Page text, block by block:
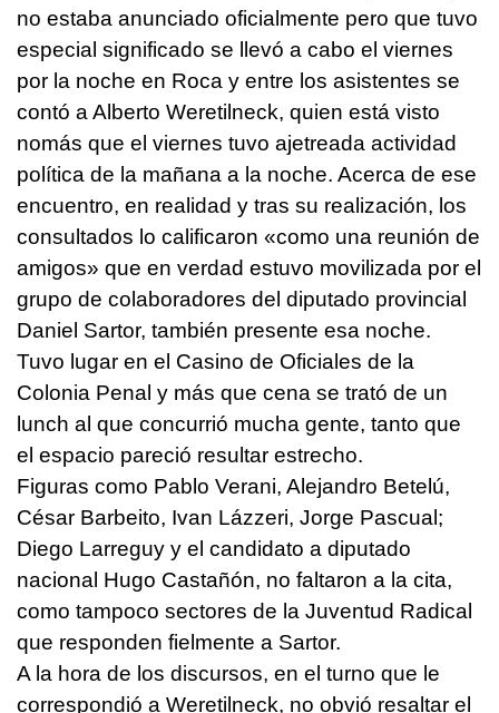
no estaba anunciado oficialmente pero que tuvo
especial significado se llevó a cabo el viernes
por la noche en Roca y entre los asistentes se
contó a Alberto Weretilneck, quien está visto
nomás que el viernes tuvo ajetreada actividad
política de la mañana a la noche. Acerca de ese
encuentro, en realidad y tras su realización, los
consultados lo calificaron «como una reunión de
amigos» que en verdad estuvo movilizada por el
grupo de colaboradores del diputado provincial
Daniel Sartor, también presente esa noche.
Tuvo lugar en el Casino de Oficiales de la
Colonia Penal y más que cena se trató de un
lunch al que concurrió mucha gente, tanto que
el espacio pareció resultar estrecho.
Figuras como Pablo Verani, Alejandro Betelú,
César Barbeito, Ivan Lázzeri, Jorge Pascual;
Diego Larreguy y el candidato a diputado
nacional Hugo Castañón, no faltaron a la cita,
como tampoco sectores de la Juventud Radical
que responden fielmente a Sartor.
A la hora de los discursos, en el turno que le
correspondió a Weretilneck, no obvió resaltar el